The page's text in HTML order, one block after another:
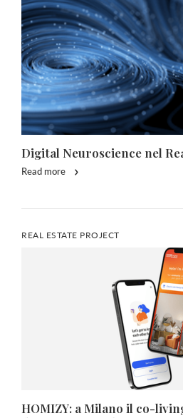
Digital Neuroscience nel
Read more
REAL ESTATE PROJECT
HOMIZY: a Milano il co-